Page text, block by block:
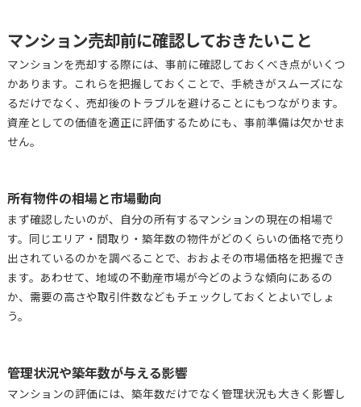
マンション売却前に確認しておきたいこと
マンションを売却する際には、事前に確認しておくべき点がいくつ
かあります。これらを把握しておくことで、手続きがスムーズにな
るだけでなく、売却後のトラブルを避けることにもつながります。
資産としての価値を適正に評価するためにも、事前準備は欠かせま
せん。
所有物件の相場と市場動向
まず確認したいのが、自分の所有するマンションの現在の相場で
す。同じエリア・間取り・築年数の物件がどのくらいの価格で売り
出されているのかを調べることで、おおよその市場価格を把握でき
ます。あわせて、地域の不動産市場が今どのような傾向にあるの
か、需要の高さや取引件数などもチェックしておくとよいでしょ
う。
管理状況や築年数が与える影響
マンションの評価には、築年数だけでなく管理状況も大きく影響し